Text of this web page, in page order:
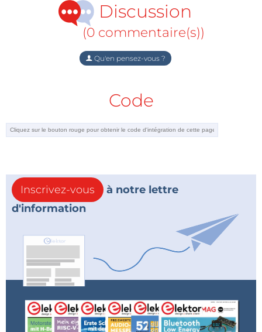
Discussion
(0 commentaire(s))
Qu'en pensez-vous ?
Code
Inscrivez-vous
à notre lettre
d'information